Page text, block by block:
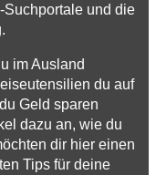
und die
im Ausland
du auf
Geld sparen
dazu an, wie du
dir hier einen
Tips für deine